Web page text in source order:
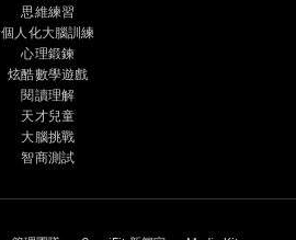
思維練習
個人化大腦訓練
心理鍛鍊
炫酷數學遊戲
閱讀理解
天才兒童
大腦挑戰
智商測試